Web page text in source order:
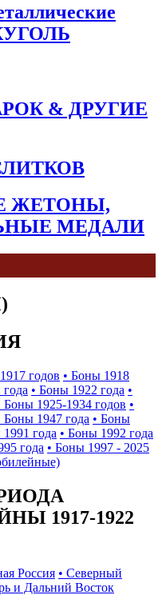
& ДРУГИЕ
ЖЕТОНЫ,
МЕДАЛИ
годов • Боны 1918
• Боны 1922 года •
Боны 1925-1934 годов •
Боны 1947 года • Боны
года • Боны 1992 года
года • Боны 1997 - 2025
1917-1922
Россия • Северный
и Дальний Восток